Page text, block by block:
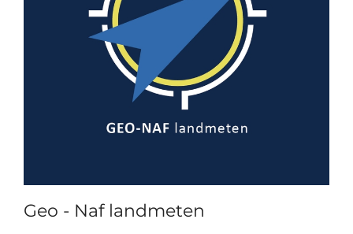
Geo - Naf landmeten